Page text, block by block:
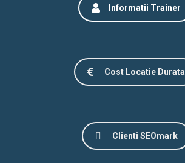
Informatii Trainer
Cost Locatie Durata
Clienti SEOmark